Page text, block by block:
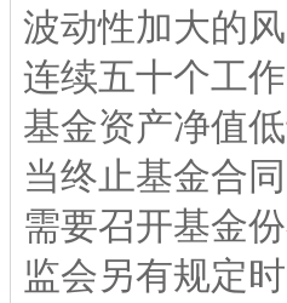
波动性加大的
连续五十个工
基金资产净值
当终止基金合
需要召开基金
监会另有规定